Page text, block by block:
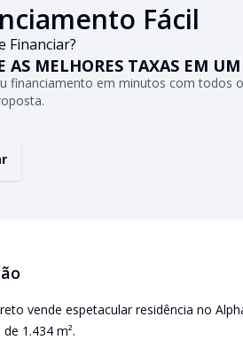
Fácil
Financiar?
AS MELHORES TAXAS EM
financiamento em minutos com todos
vende espetacular residência no
1.434 m².